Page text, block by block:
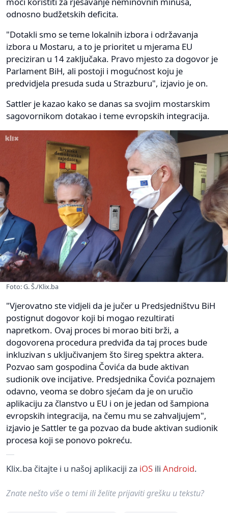
odnosno budžetskih deficita.
"Dotakli smo se teme lokalnih izbora i održavanja
izbora u Mostaru, a to je prioritet u mjerama EU
preciziran u 14 zaključaka. Pravo mjesto za dogovor je
Parlament BiH, ali postoji i mogućnost koju je
predvidjela presuda suda u Strazburu", izjavio je on.
Sattler je kazao kako se danas sa svojim mostarskim
sagovornikom dotakao i teme evropskih integracija.
Foto: G. Š./Klix.ba
"Vjerovatno ste vidjeli da je jučer u Predsjedništvu BiH
postignut dogovor koji bi mogao rezultirati
napretkom. Ovaj proces bi morao biti brži, a
dogovorena procedura predviđa da taj proces bude
inkluzivan s uključivanjem što šireg spektra aktera.
Pozvao sam gospodina Čovića da bude aktivan
sudionik ove incijative. Predsjednika Čovića poznajem
odavno, veoma se dobro sjećam da je on uručio
aplikaciju za članstvo u EU i on je jedan od šampiona
evropskih integracija, na čemu mu se zahvaljujem",
izjavio je Sattler te ga pozvao da bude aktivan sudionik
procesa koji se ponovo pokreću.
Klix.ba čitajte i u našoj aplikaciji za iOS ili Android.
Znate nešto više o temi ili želite prijaviti grešku u tekstu?